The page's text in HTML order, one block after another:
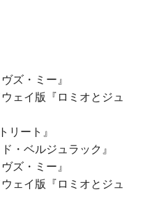
ズ・ミー』
ェイ版『ロミオとジュ
リート』
・ベルジュラック』
ズ・ミー』
ェイ版『ロミオとジュ